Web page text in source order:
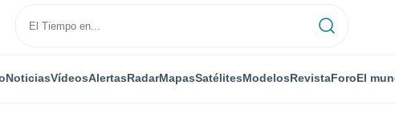
NoticiasVídeosAlertasRadarMapasSatélitesModelosRevistaForoEl